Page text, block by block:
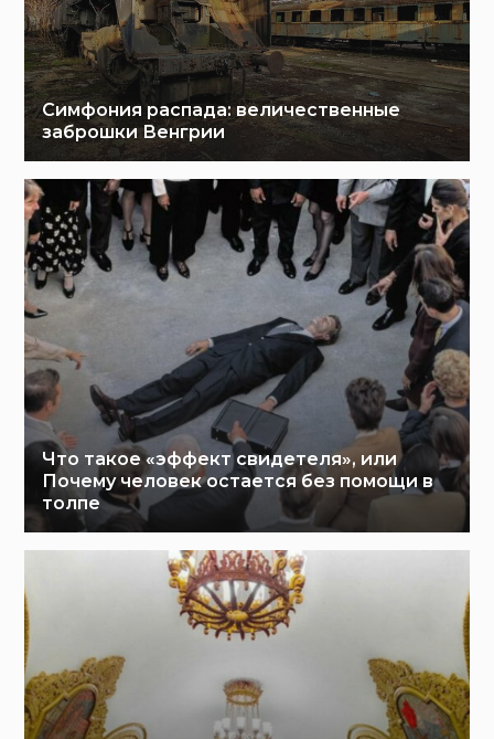
Симфония распада: величественные
заброшки Венгрии
Что такое «эффект свидетеля», или
Почему человек остается без помощи в
толпе